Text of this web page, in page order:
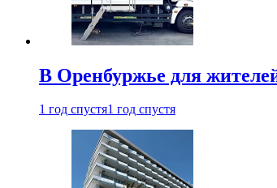
В Оренбуржье для
1 год спустя1 год спустя